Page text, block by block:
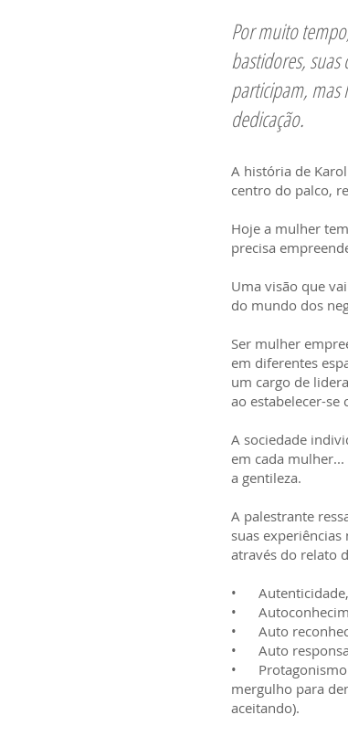
Por muito
bastidores,
participam, mas
dedicação.
A história de
centro do palco,
Hoje a mulher
precisa
Uma visão que
do mundo dos
Ser mulher
em diferentes
um cargo de
ao estabelecer-
A sociedade
em cada
a gentileza.
A palestrante
suas
através do relato
• Autenticidade,
•
• Auto
• Auto
• Protagonismo
mergulho para
aceitando).